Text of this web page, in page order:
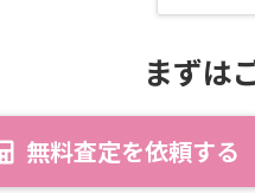
まずは
無料査定を依頼する